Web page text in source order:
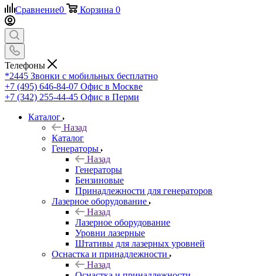
Сравнение0 Корзина 0
Телефоны
*2445 Звонки с мобильных бесплатно
+7 (495) 646-84-07 Офис в Москве
+7 (342) 255-44-45 Офис в Перми
Каталог
Назад
Каталог
Генераторы
Назад
Генераторы
Бензиновые
Принадлежности для генераторов
Лазерное оборудование
Назад
Лазерное оборудование
Уровни лазерные
Штативы для лазерных уровней
Оснастка и принадлежности
Назад